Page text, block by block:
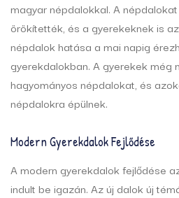
magyar népdalokkal. A
örökítették, és a gyerekeknek is
népdalok hatása a mai napig
gyerekdalokban. A gyerekek még
hagyományos népdalokat, és
népdalokra épülnek.
Modern Gyerekdalok Fejlődése
A modern gyerekdalok fejlődése
indult be igazán. Az új dalok új